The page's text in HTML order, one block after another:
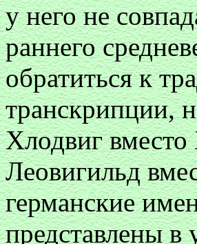
у него не
раннего
обратиться к
транскрипции,
Хлодвиг
Леовигильд
германские
представлены в